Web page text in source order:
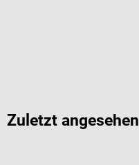
Zuletzt angesehen